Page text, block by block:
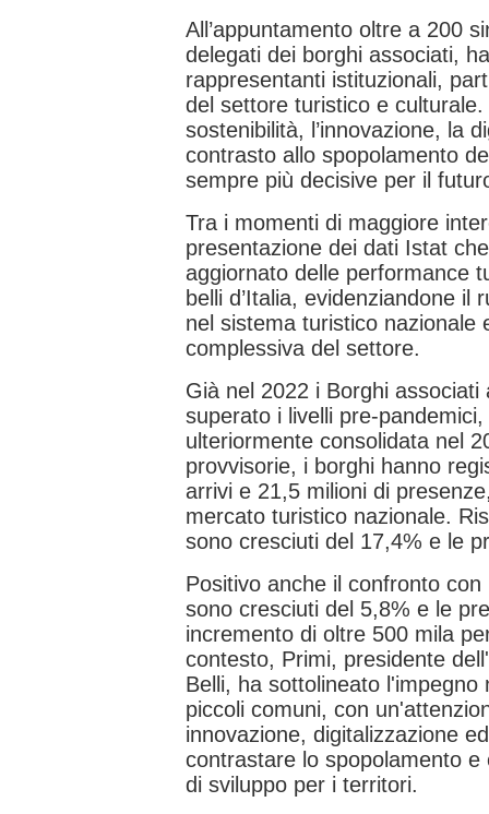
All’appuntamento oltre a 200
delegati dei borghi associati,
rappresentanti istituzionali,
del settore turistico e culturale.
sostenibilità, l’innovazione, la
contrasto allo spopolamento
sempre più decisive per il
Tra i momenti di maggiore
presentazione dei dati Istat
aggiornato delle performance
belli d’Italia, evidenziandone il
nel sistema turistico nazionale
complessiva del settore.
Già nel 2022 i Borghi
superato i livelli pre-
ulteriormente consolidata nel
provvisorie, i borghi hanno
arrivi e 21,5 milioni di
mercato turistico nazionale.
sono cresciuti del 17,4% e le
Positivo anche il confronto
sono cresciuti del 5,8% e le
incremento di oltre 500 mila
contesto, Primi, presidente
Belli, ha sottolineato l'impegno
piccoli comuni, con
innovazione, digitalizzazione
contrastare lo spopolamento
di sviluppo per i territori.